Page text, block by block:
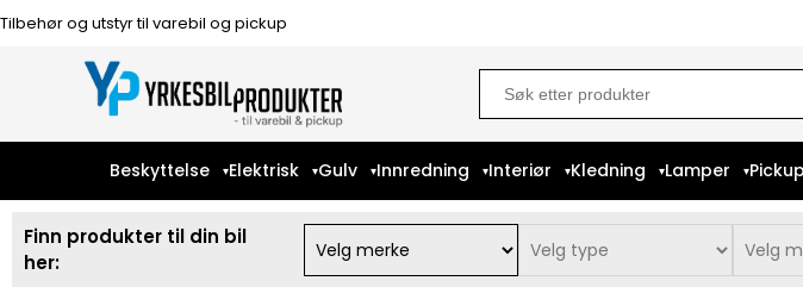
Tilbehør og utstyr til varebil og pickup
Search
for:
Beskyttelse Elektrisk Gulv Innredning Interiør Kledning Lamper Pickup
Finn produkter til din bil
her: